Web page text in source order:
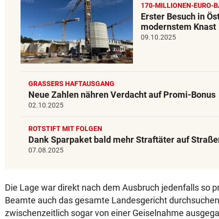
170-MILLIONEN-EURO-
Erster Besuch in
modernstem Knast
09.10.2025
GRASSERS HAFTAUSGANG
Neue Zahlen nähren Verdacht auf Promi-Bonus
02.10.2025
ROTSTIFT MIT FOLGEN
Dank Sparpaket bald mehr Straftäter auf
07.08.2025
Die Lage war direkt nach dem Ausbruch jedenfalls so
Beamte auch das gesamte Landesgericht
zwischenzeitlich sogar von einer Geiselnahme